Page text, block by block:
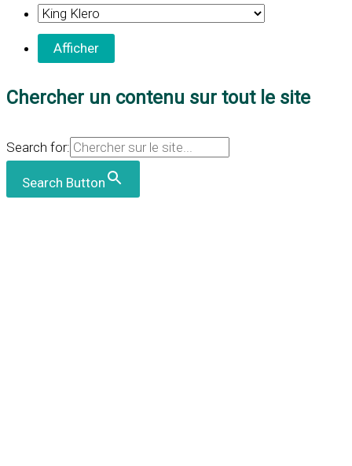
Chercher un contenu sur tout le site
Search for:
Search Button